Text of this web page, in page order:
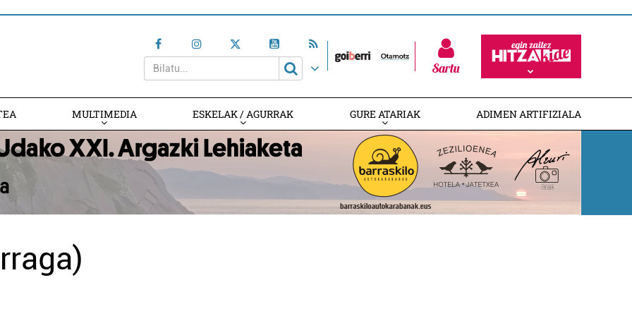
Sartu
MULTIMEDIA ESKELAK / AGURRAK GURE ATARIAK ADIMEN ARTIFIZIALA